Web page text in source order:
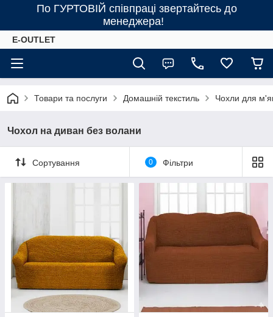
По ГУРТОВІЙ співпраці звертайтесь до
менеджера!
E-OUTLET
Товари та послуги Домашній текстиль Чохли для
Чохол на диван без волани
Сортування 0 Фільтри